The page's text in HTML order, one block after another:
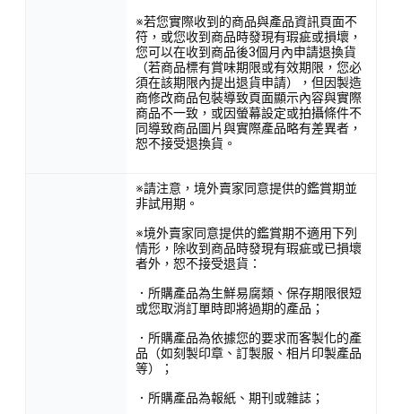
※若您實際收到的商品與產品資訊頁面不
符，或您收到商品時發現有瑕疵或損壞，
您可以在收到商品後3個月內申請退換貨
（若商品標有賞味期限或有效期限，您必
須在該期限內提出退貨申請），但因製造
商修改商品包裝導致頁面顯示內容與實際
商品不一致，或因螢幕設定或拍攝條件不
同導致商品圖片與實際產品略有差異者，
恕不接受退換貨。
※請注意，境外賣家同意提供的鑑賞期並
非試用期。
※境外賣家同意提供的鑑賞期不適用下列
情形，除收到商品時發現有瑕疵或已損壞
者外，恕不接受退貨：
．所購產品為生鮮易腐類、保存期限很短
或您取消訂單時即將過期的產品；
．所購產品為依據您的要求而客製化的產
品（如刻製印章、訂製服、相片印製產品
等）；
．所購產品為報紙、期刊或雜誌；